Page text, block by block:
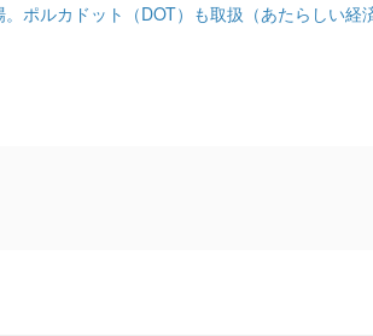
ポルカドット（DOT）も取扱（あたらしい経